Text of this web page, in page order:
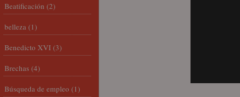
Beatificación (2)
belleza (1)
Benedicto XVI (3)
Brechas (4)
Búsqueda de empleo (1)